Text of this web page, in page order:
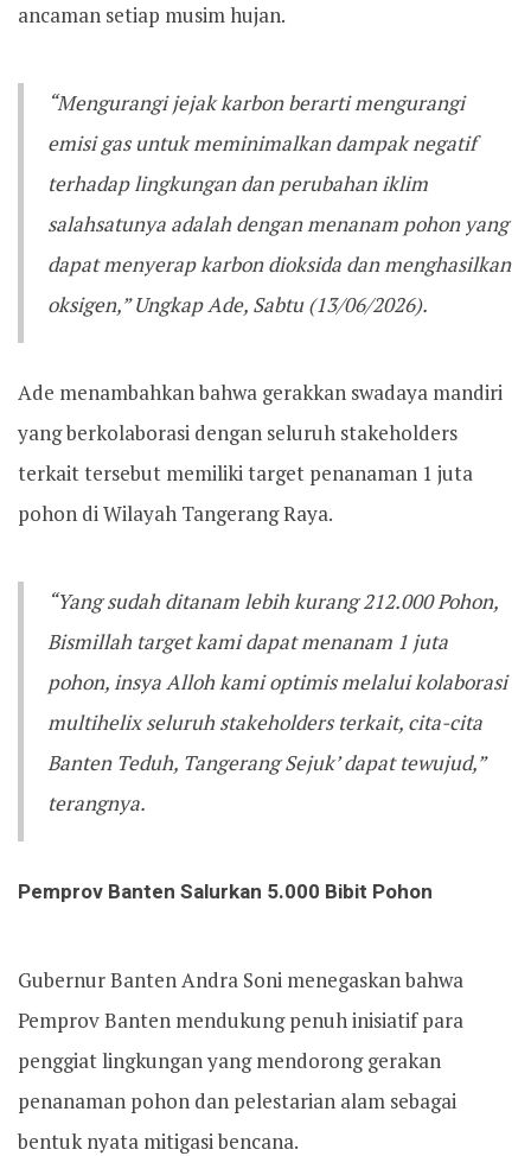
ancaman setiap musim hujan.
“Mengurangi jejak karbon berarti mengurangi
emisi gas untuk meminimalkan dampak negatif
terhadap lingkungan dan perubahan iklim
salahsatunya adalah dengan menanam pohon yang
dapat menyerap karbon dioksida dan menghasilkan
oksigen,” Ungkap Ade, Sabtu (13/06/2026).
Ade menambahkan bahwa gerakkan swadaya mandiri
yang berkolaborasi dengan seluruh stakeholders
terkait tersebut memiliki target penanaman 1 juta
pohon di Wilayah Tangerang Raya.
“Yang sudah ditanam lebih kurang 212.000 Pohon,
Bismillah target kami dapat menanam 1 juta
pohon, insya Alloh kami optimis melalui kolaborasi
multihelix seluruh stakeholders terkait, cita-cita
Banten Teduh, Tangerang Sejuk’ dapat tewujud,”
terangnya.
Pemprov Banten Salurkan 5.000 Bibit Pohon
Gubernur Banten Andra Soni menegaskan bahwa
Pemprov Banten mendukung penuh inisiatif para
penggiat lingkungan yang mendorong gerakan
penanaman pohon dan pelestarian alam sebagai
bentuk nyata mitigasi bencana.